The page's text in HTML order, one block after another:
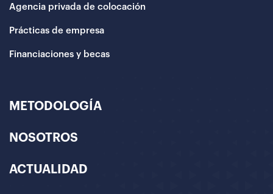
Agencia privada de colocación
Prácticas de empresa
Financiaciones y becas
METODOLOGÍA
NOSOTROS
ACTUALIDAD